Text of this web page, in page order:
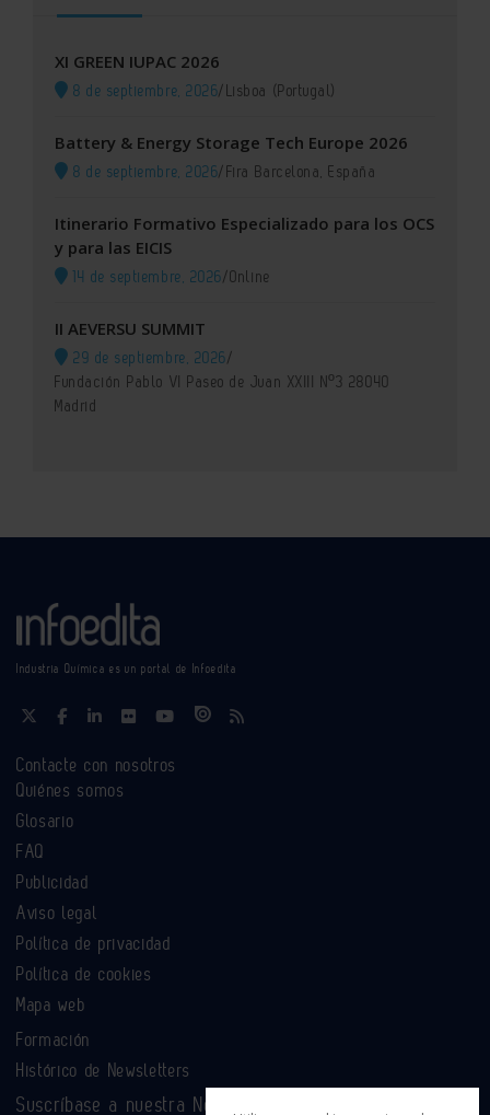
XI GREEN IUPAC 2026
8 de septiembre, 2026/ Lisboa (Portugal)
Battery & Energy Storage Tech Europe 2026
8 de septiembre, 2026/ Fira Barcelona, España
Itinerario Formativo Especializado para los OCS
y para las EICIS
14 de septiembre, 2026/Online
II AEVERSU SUMMIT
29 de septiembre, 2026/
Fundación Pablo VI Paseo de Juan XXIII Nº3 28040
Madrid
Industria Química es un portal de Infoedita
Contacte con nosotros
Quiénes somos
Glosario
FAQ
Publicidad
Aviso legal
Política de privacidad
Política de cookies
Mapa web
Formación
Histórico de Newsletters
Suscríbase a nuestra Newsletter